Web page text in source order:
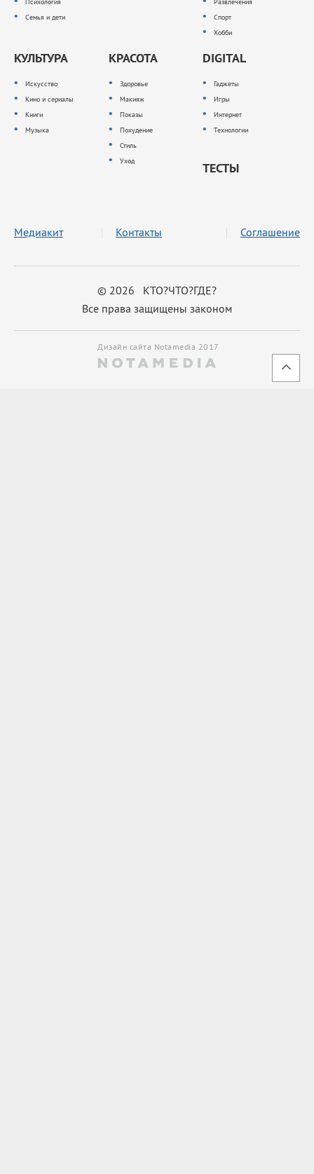
Семья и дети
Спорт
Хобби
КУЛЬТУРА
Искусство
Кино и сериалы
Книги
Музыка
КРАСОТА
Здоровье
Макияж
Показы
Похудение
Стиль
Уход
DIGITAL
Гаджеты
Игры
Интернет
Технологии
ТЕСТЫ
© 2026 КТО?ЧТО?ГДЕ?
Все права защищены законом
Медиакит Контакты Соглашение
Дизайн сайта Notamedia 2017